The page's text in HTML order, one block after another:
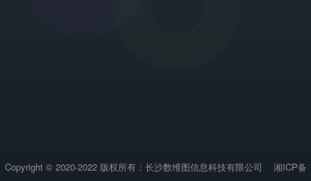
Copyright © 2020-2022 版权所有：长沙数维图信息科技有限公司 湘ICP备